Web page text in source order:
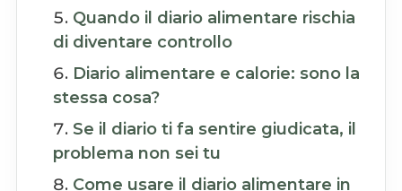
Quando il diario alimentare rischia
di diventare controllo
Diario alimentare e calorie: sono la
stessa cosa?
Se il diario ti fa sentire giudicata, il
problema non sei tu
Come usare il diario alimentare in